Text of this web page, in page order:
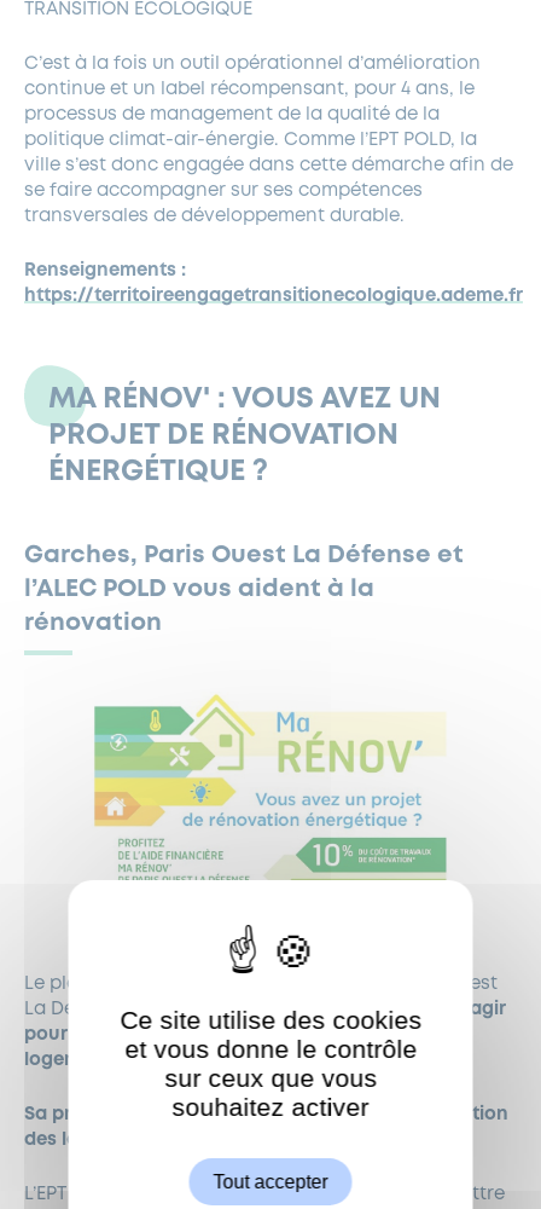
TRANSITION ÉCOLOGIQUE
C’est à la fois un outil opérationnel d’amélioration
continue et un label récompensant, pour 4 ans, le
processus de management de la qualité de la
politique climat-air-énergie. Comme l’EPT POLD, la
ville s’est donc engagée dans cette démarche afin de
se faire accompagner sur ses compétences
transversales de développement durable.
Renseignements :
https://territoireengagetransitionecologique.ademe.fr
MA RÉNOV' : VOUS AVEZ UN
PROJET DE RÉNOVATION
ÉNERGÉTIQUE ?
Garches, Paris Ouest La Défense et
l’ALEC POLD vous aident à la
rénovation
Le plan climat air énergie (PCAE) de l’EPT Paris Ouest
La Défense, fixe comme premier axe prioritaire d
’agir
pour une facture énergétique maîtrisée des
logements et du tertiaire.
Sa première action est d’accompagner la rénovation
des logements privés
L’EPT Paris Ouest La Défense a ainsi décidé de mettre
ShareThis est désactivé.
Ce site utilise des cookies
et vous donne le contrôle
sur ceux que vous
souhaitez activer
Tout accepter